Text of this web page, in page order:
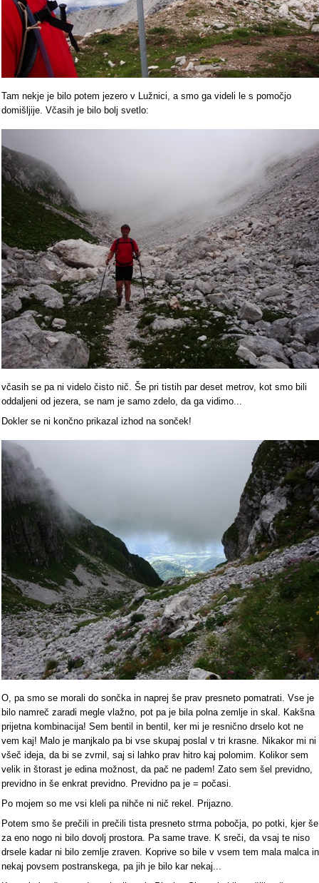
Tam nekje je bilo potem jezero v Lužnici, a smo ga videli le s pomočjo
domišljije. Včasih je bilo bolj svetlo:
včasih se pa ni videlo čisto nič. Še pri tistih par deset metrov, kot smo bili
oddaljeni od jezera, se nam je samo zdelo, da ga vidimo...
Dokler se ni končno prikazal izhod na sonček!
O, pa smo se morali do sončka in naprej še prav presneto pomatrati. Vse je
bilo namreč zaradi megle vlažno, pot pa je bila polna zemlje in skal. Kakšna
prijetna kombinacija! Sem bentil in bentil, ker mi je resnično drselo kot ne
vem kaj! Malo je manjkalo pa bi vse skupaj poslal v tri krasne. Nikakor mi ni
všeč ideja, da bi se zvrnil, saj si lahko prav hitro kaj polomim. Kolikor sem
velik in štorast je edina možnost, da pač ne padem! Zato sem šel previdno,
previdno in še enkrat previdno. Previdno pa je = počasi.
Po mojem so me vsi kleli pa nihče ni nič rekel. Prijazno.
Potem smo še prečili in prečili tista presneto strma pobočja, po potki, kjer še
za eno nogo ni bilo dovolj prostora. Pa same trave. K sreči, da vsaj te niso
drsele kadar ni bilo zemlje zraven. Koprive so bile v vsem tem mala malca in
nekaj povsem postranskega, pa jih je bilo kar nekaj...